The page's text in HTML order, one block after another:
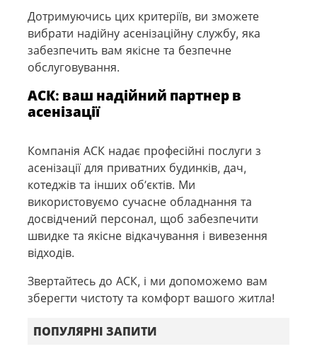
Дотримуючись цих критеріїв, ви зможете
вибрати надійну асенізаційну службу, яка
забезпечить вам якісне та безпечне
обслуговування.
АСК: ваш надійний партнер в
асенізації
Компанія АСК надає професійні послуги з
асенізації для приватних будинків, дач,
котеджів та інших об’єктів. Ми
використовуємо сучасне обладнання та
досвідчений персонал, щоб забезпечити
швидке та якісне відкачування і вивезення
відходів.
Звертайтесь до АСК, і ми допоможемо вам
зберегти чистоту та комфорт вашого житла!
ПОПУЛЯРНІ ЗАПИТИ